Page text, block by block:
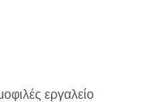
εργαλείο